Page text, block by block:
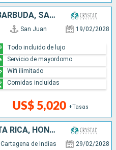
PUERTO RICO, ANTIGUA Y BARBUDA, SANTA LUCIA, GRENADA, ARUBA, COLOMBIA
San Juan 19/02/2028
US$ 5,020 +Tasas
Todo incluido de lujo
Servicio de mayordomo
Wifi ilimitado
Comidas incluidas
COLOMBIA, PANAMÁ, COSTA RICA, HONDURAS, BELICE, MÉXICO, ESTADOS UNIDOS
Cartagena de Indias 29/02/2028